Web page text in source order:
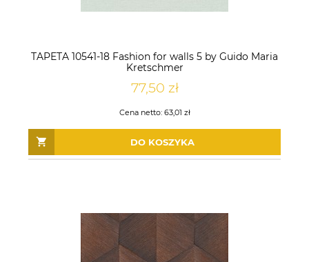
TAPETA 10541-18 Fashion for walls 5 by Guido Maria
Kretschmer
77,50 zł
Cena netto: 63,01 zł
DO KOSZYKA